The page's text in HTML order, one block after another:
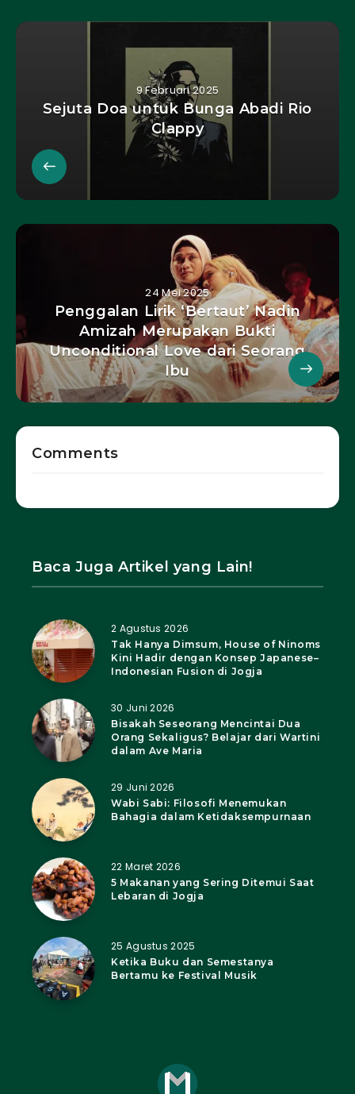
9 Februari 2025
Sejuta Doa untuk Bunga Abadi Rio
Clappy
24 Mei 2025
Penggalan Lirik ‘Bertaut’ Nadin
Amizah Merupakan Bukti
Unconditional Love dari Seorang
Ibu
Comments
Baca Juga Artikel yang Lain!
2 Agustus 2026
Tak Hanya Dimsum, House of Ninoms
Kini Hadir dengan Konsep Japanese–
Indonesian Fusion di Jogja
30 Juni 2026
Bisakah Seseorang Mencintai Dua
Orang Sekaligus? Belajar dari Wartini
dalam Ave Maria
29 Juni 2026
Wabi Sabi: Filosofi Menemukan
Bahagia dalam Ketidaksempurnaan
22 Maret 2026
5 Makanan yang Sering Ditemui Saat
Lebaran di Jogja
25 Agustus 2025
Ketika Buku dan Semestanya
Bertamu ke Festival Musik